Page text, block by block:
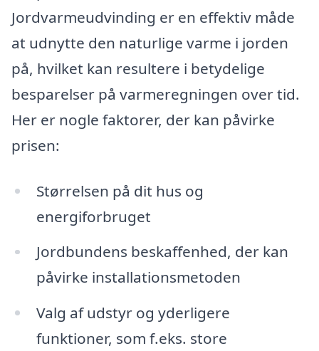
Jordvarmeudvinding er en effektiv måde
at udnytte den naturlige varme i jorden
på, hvilket kan resultere i betydelige
besparelser på varmeregningen over tid.
Her er nogle faktorer, der kan påvirke
prisen:
Størrelsen på dit hus og
energiforbruget
Jordbundens beskaffenhed, der kan
påvirke installationsmetoden
Valg af udstyr og yderligere
funktioner, som f.eks. store